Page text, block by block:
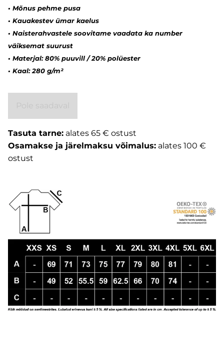
• Mõnus pehme pusa
• Kauakestev ümar kaelus
• Naisterahvastele soovitame vaadata ka number
väiksemat suurust
• Materjal: 80% puuvill / 20% polüester
• Kaal: 280 g/m²
Tasuta tarne: alates 65 € ostust
Osamakse ja järelmaksu võimalus: alates 100 €
ostust